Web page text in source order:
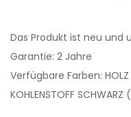
Das Produkt ist neu und
Garantie: 2 Jahre
Verfügbare Farben:
KOHLENSTOFF